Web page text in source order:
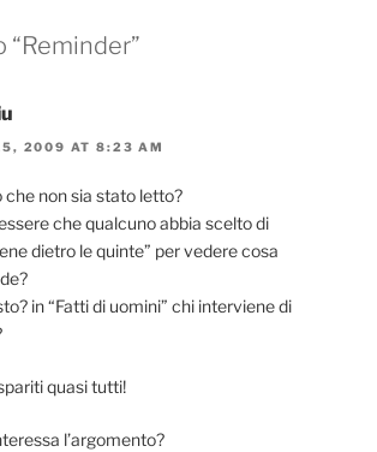
“Reminder”
2009 AT 8:23 AM
che non sia stato letto?
che qualcuno abbia scelto di
dietro le quinte” per vedere cosa
in “Fatti di uomini” chi interviene di
quasi tutti!
l’argomento?